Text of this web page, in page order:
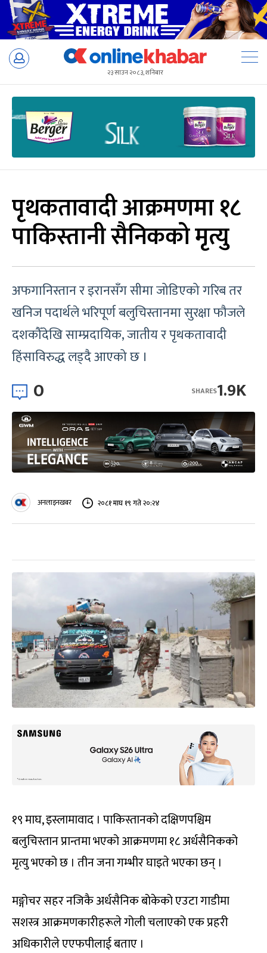
Skip
२३ साउन २०८३, शनिबार
पृथकतावादी आक्रमणमा १८
पाकिस्तानी सैनिकको मृत्यु
अफगानिस्तान र इरानसँग सीमा जोडिएको गरिब तर
खनिज पदार्थले भरिपूर्ण बलुचिस्तानमा सुरक्षा फौजले
दशकौँदेखि साम्प्रदायिक, जातीय र पृथकतावादी
हिंसाविरुद्ध लड्दै आएको छ ।
0 1.9K
SHARES
अनलाइनखबर २०८१ माघ १९ गते २०:२४
१९ माघ, इस्लामावाद । पाकिस्तानको दक्षिणपश्चिम
बलुचिस्तान प्रान्तमा भएको आक्रमणमा १८ अर्धसैनिकको
मृत्यु भएको छ । तीन जना गम्भीर घाइते भएका छन् ।
मङ्गोचर सहर नजिकै अर्धसैनिक बोकेको एउटा गाडीमा
सशस्त्र आक्रमणकारीहरूले गोली चलाएको एक प्रहरी
अधिकारीले एएफपीलाई बताए ।